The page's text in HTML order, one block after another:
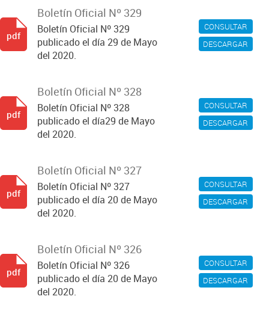
CONSULTAR
DESCARGAR
Boletín Oficial Nº 329
Boletín Oficial Nº 329
publicado el día 29 de Mayo
del 2020.
pdf
CONSULTAR
DESCARGAR
Boletín Oficial Nº 328
Boletín Oficial Nº 328
publicado el día29 de Mayo
del 2020.
pdf
CONSULTAR
DESCARGAR
Boletín Oficial Nº 327
Boletín Oficial Nº 327
publicado el día 20 de Mayo
del 2020.
pdf
CONSULTAR
DESCARGAR
Boletín Oficial Nº 326
Boletín Oficial Nº 326
publicado el día 20 de Mayo
del 2020.
pdf